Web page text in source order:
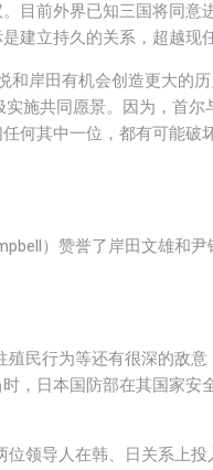
目前外界已知三国将同意
建立持久的关系，超越现
和岸田有机会创造更大的
施共同愿景。因为，首
何其中一位，都有可能破
）赞誉了岸田文雄和
民行为等还有很深的敌
，日本国防部在其国家安
领导人在韩、日关系上